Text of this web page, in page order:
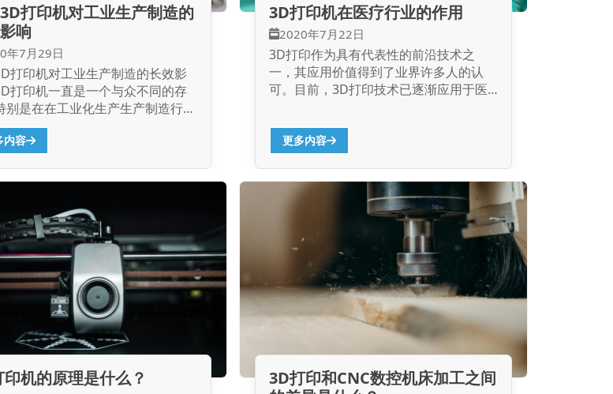
打印机对工业生产制造的
响
年7月29日
打印机对工业生产制造的长效影
打印机一直是一个与众不同的存
别是在在工业化生产生产制造行业
与传统式生产加工方式无缝拼接结
补充，又能在设计方案、认证环节
中，传统式生产加工方式伴随着生
费会被充足稀释液。但在批量生产
制化生产加工中，那麼模具加工扩
产便变成一种高资金投入、低产出
式。并且一旦原型图不科学或是达
产加工规定，那麼磨具便没了使用
特别是在是一些內部构造繁琐，必
具来保持的设计方案，公司的巨额
性实际效果的资金投入，极有可能
流。 应用3D打印不用开发设计磨
可立即生产加工，并且不用消耗人
，一个专业技术人员能保持设计方
内容
3D打印机在医疗行业的作用
2020年7月22日
3D打印作为具有代表性的前沿技术之
一，其应用价值得到了业界许多人的认
可。目前，3D打印技术已逐渐应用于医
那么，3D打印技术在医疗行业有哪些应
用？ 手术预演模型 对于高风险，高难度
的手术，术前计划志愿者是非常重要的，
打印机设备，直接打印出三维模型，这样
做，不仅可以帮助精确的手术计划的医
生，提高手术，医务工作者和患者的成功
率，并容易对手术的沟通和交流项目。
手术导板 作为手术实施发展过程中的辅
助手术工具，手术导板可以通过帮助我们
医务社会工作者准确实施手术治疗方案。
目前，手术导板的类型企业已经不仅包括
关节类导板、脊柱导板、口腔种植体导板
补了中国传统手术导板制造生产工艺研究
不足之处的同时，也能对导板的尺寸、形
更多内容
机的原理是什么？
3D打印和CNC数控机床加工之间